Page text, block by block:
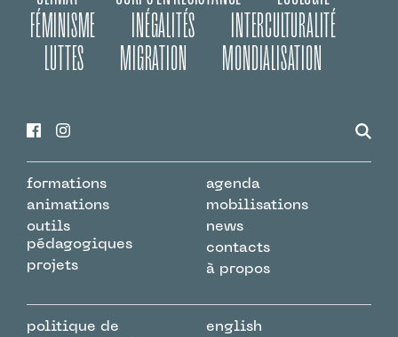
FÉMINISME
INÉGALITÉS
INTERCULTURALITÉ
LUTTES
MIGRATION MONDIALISATION
formations
animations
outils
pédagogiques
projets
agenda
mobilisations
news
contacts
à propos
politique de
english